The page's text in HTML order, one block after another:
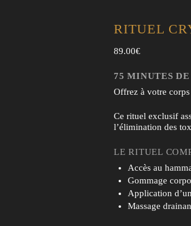
RITUEL
89.00€
75 MINUTES
Offrez à votre
Ce rituel exclusif
l’élimination des
LE RITUEL
Accès au
Gommage
Application
Massage